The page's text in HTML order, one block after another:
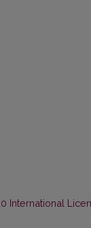
International